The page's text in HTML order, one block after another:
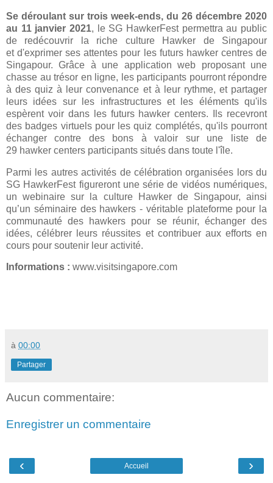
Se déroulant sur trois week-ends, du 26 décembre 2020
au 11 janvier 2021, le SG HawkerFest permettra au public
de redécouvrir la riche culture Hawker de Singapour
et d'exprimer ses attentes pour les futurs hawker centres de
Singapour. Grâce à une application web proposant une
chasse au trésor en ligne, les participants pourront répondre
à des quiz à leur convenance et à leur rythme, et partager
leurs idées sur les infrastructures et les éléments qu'ils
espèrent voir dans les futurs hawker centers. Ils recevront
des badges virtuels pour les quiz complétés, qu'ils pourront
échanger contre des bons à valoir sur une liste de
29 hawker centers participants situés dans toute l'île.
Parmi les autres activités de célébration organisées lors du
SG HawkerFest figureront une série de vidéos numériques,
un webinaire sur la culture Hawker de Singapour, ainsi
qu’un séminaire des hawkers - véritable plateforme pour la
communauté des hawkers pour se réunir, échanger des
idées, célébrer leurs réussites et contribuer aux efforts en
cours pour soutenir leur activité.
Informations : www.visitsingapore.com
à 00:00
Partager
Aucun commentaire:
Enregistrer un commentaire
‹ ›
Accueil